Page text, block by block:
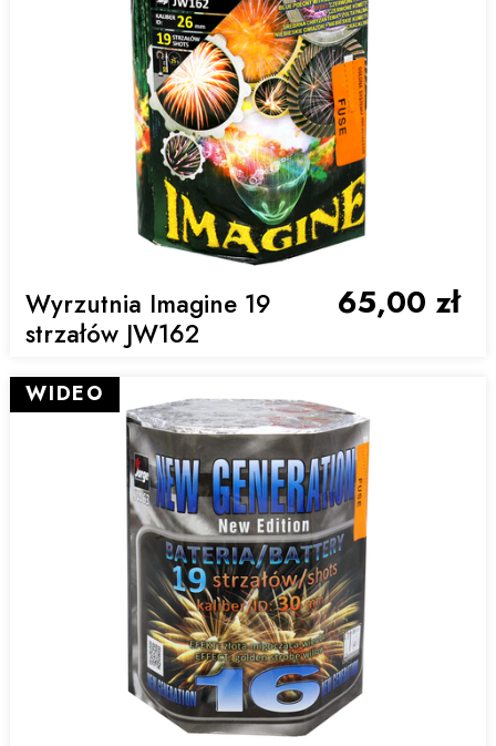
Wyrzutnia Imagine 19
strzałów JW162
65,00 zł
WIDEO